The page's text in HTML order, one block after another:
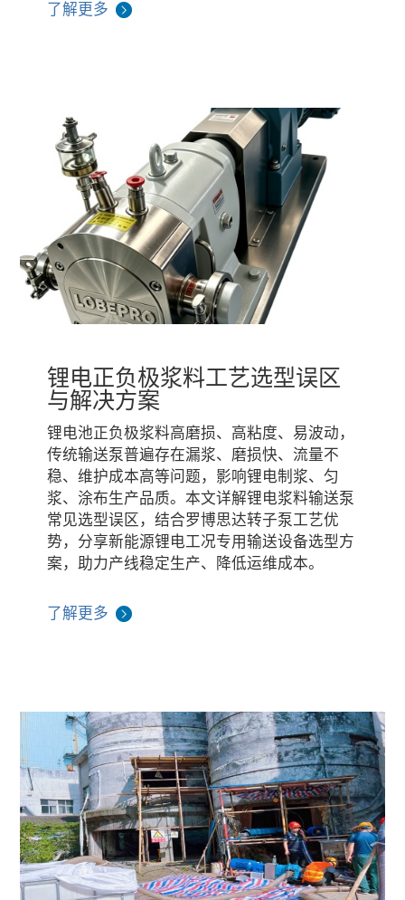
了解更多
锂电正负极浆料工艺选型误区
与解决方案
锂电池正负极浆料高磨损、高粘度、易波动，
传统输送泵普遍存在漏浆、磨损快、流量不
稳、维护成本高等问题，影响锂电制浆、匀
浆、涂布生产品质。本文详解锂电浆料输送泵
常见选型误区，结合罗博思达转子泵工艺优
势，分享新能源锂电工况专用输送设备选型方
案，助力产线稳定生产、降低运维成本。
了解更多